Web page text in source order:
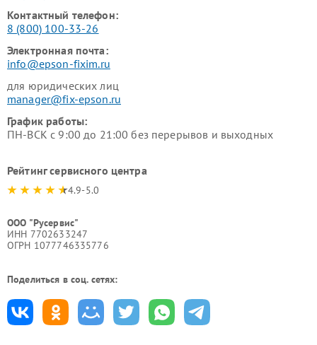
Контактный телефон:
8 (800) 100-33-26
Электронная почта:
info@epson-fixim.ru
для юридических лиц
manager@fix-epson.ru
График работы:
ПН-ВСК с 9:00 до 21:00 без перерывов и выходных
Рейтинг сервисного центра
4.9-5.0
ООО "Русервис"
ИНН 7702633247
ОГРН 1077746335776
Поделиться в соц. сетях: